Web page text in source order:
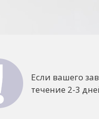
Если вашего
течение 2-3